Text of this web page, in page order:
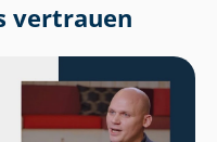
vertrauen